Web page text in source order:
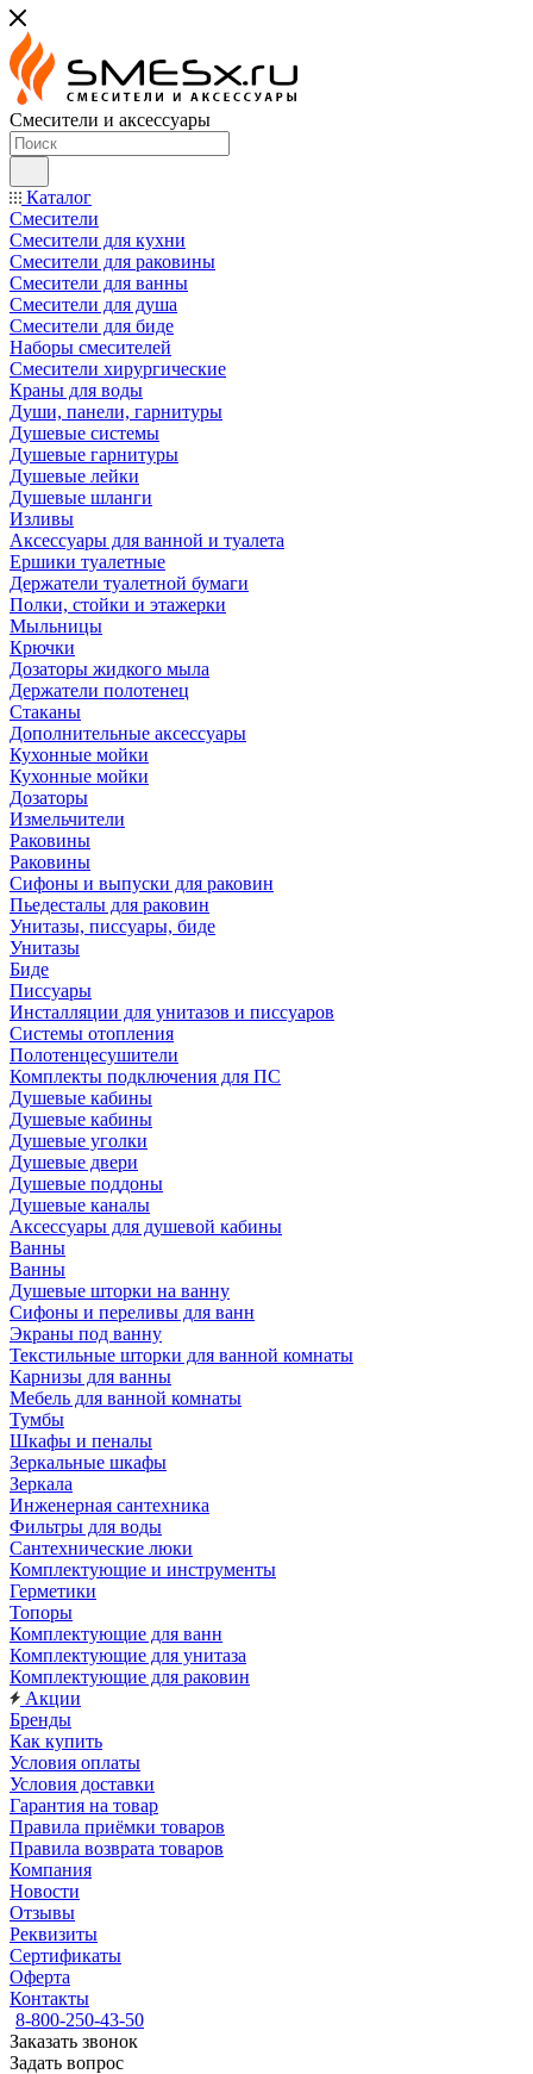
Смесители и аксессуары
Каталог
Смесители
Смесители для кухни
Смесители для раковины
Смесители для ванны
Смесители для душа
Смесители для биде
Наборы смесителей
Смесители хирургические
Краны для воды
Души, панели, гарнитуры
Душевые системы
Душевые гарнитуры
Душевые лейки
Душевые шланги
Изливы
Аксессуары для ванной и туалета
Ершики туалетные
Держатели туалетной бумаги
Полки, стойки и этажерки
Мыльницы
Крючки
Дозаторы жидкого мыла
Держатели полотенец
Стаканы
Дополнительные аксессуары
Кухонные мойки
Кухонные мойки
Дозаторы
Измельчители
Раковины
Раковины
Сифоны и выпуски для раковин
Пьедесталы для раковин
Унитазы, писсуары, биде
Унитазы
Биде
Писсуары
Инсталляции для унитазов и писсуаров
Системы отопления
Полотенцесушители
Комплекты подключения для ПС
Душевые кабины
Душевые кабины
Душевые уголки
Душевые двери
Душевые поддоны
Душевые каналы
Аксессуары для душевой кабины
Ванны
Ванны
Душевые шторки на ванну
Сифоны и переливы для ванн
Экраны под ванну
Текстильные шторки для ванной комнаты
Карнизы для ванны
Мебель для ванной комнаты
Тумбы
Шкафы и пеналы
Зеркальные шкафы
Зеркала
Инженерная сантехника
Фильтры для воды
Сантехнические люки
Комплектующие и инструменты
Герметики
Топоры
Комплектующие для ванн
Комплектующие для унитаза
Комплектующие для раковин
Акции
Бренды
Как купить
Условия оплаты
Условия доставки
Гарантия на товар
Правила приёмки товаров
Правила возврата товаров
Компания
Новости
Отзывы
Реквизиты
Сертификаты
Оферта
Контакты
8-800-250-43-50
Заказать звонок
Задать вопрос